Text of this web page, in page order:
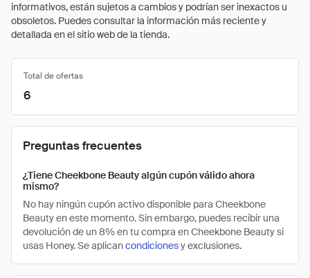
informativos, están sujetos a cambios y podrían ser inexactos u
obsoletos. Puedes consultar la información más reciente y
detallada en el sitio web de la tienda.
Total de ofertas
6
Preguntas frecuentes
¿Tiene Cheekbone Beauty algún cupón válido ahora
mismo?
No hay ningún cupón activo disponible para Cheekbone
Beauty en este momento. Sin embargo, puedes recibir una
devolución de un 8% en tu compra en Cheekbone Beauty si
usas Honey. Se aplicancondicionesy exclusiones.